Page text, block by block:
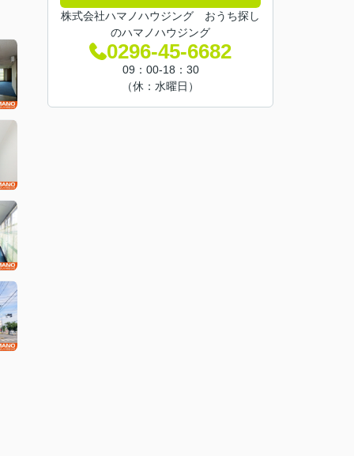
株式会社ハマノハウジング おうち探し
のハマノハウジング
0296-45-6682
09：00-18：30
（休：水曜日）